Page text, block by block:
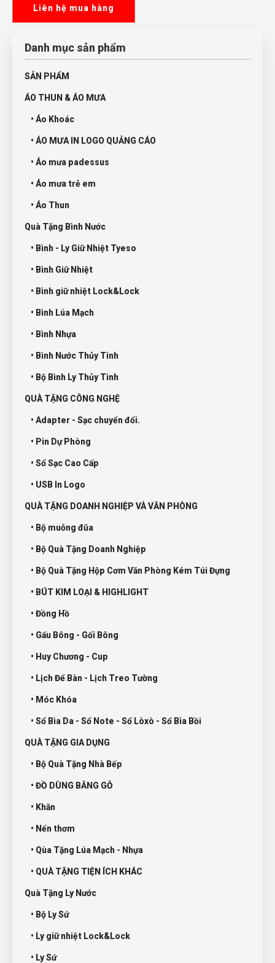
Liên hệ mua hàng
Danh mục sản phẩm
SẢN PHẨM
ÁO THUN & ÁO MƯA
• Áo Khoác
• ÁO MƯA IN LOGO QUẢNG CÁO
• Áo mưa padessus
• Áo mưa trẻ em
• Áo Thun
Quà Tặng Bình Nước
• Bình - Ly Giữ Nhiệt Tyeso
• Bình Giữ Nhiệt
• Bình giữ nhiệt Lock&Lock
• Bình Lúa Mạch
• Bình Nhựa
• Bình Nước Thủy Tinh
• Bộ Bình Ly Thủy Tinh
QUÀ TẶNG CÔNG NGHỆ
• Adapter - Sạc chuyển đổi.
• Pin Dự Phòng
• Sổ Sạc Cao Cấp
• USB In Logo
QUÀ TẶNG DOANH NGHIỆP VÀ VĂN PHÒNG
• Bộ muỗng đũa
• Bộ Quà Tặng Doanh Nghiệp
• Bộ Quà Tặng Hộp Cơm Văn Phòng Kém Túi Đựng
• BÚT KIM LOẠI & HIGHLIGHT
• Đồng Hồ
• Gấu Bông - Gối Bông
• Huy Chương - Cup
• Lịch Để Bàn - Lịch Treo Tường
• Móc Khóa
• Sổ Bìa Da - Sổ Note - Sổ Lòxò - Sổ Bìa Bồi
QUÀ TẶNG GIA DỤNG
• Bộ Quà Tặng Nhà Bếp
• ĐỒ DÙNG BẰNG GỖ
• Khăn
• Nến thơm
• Qùa Tặng Lúa Mạch - Nhựa
• QUÀ TẶNG TIỆN ÍCH KHÁC
Quà Tặng Ly Nước
• Bộ Ly Sứ
• Ly giữ nhiệt Lock&Lock
• Ly Sứ